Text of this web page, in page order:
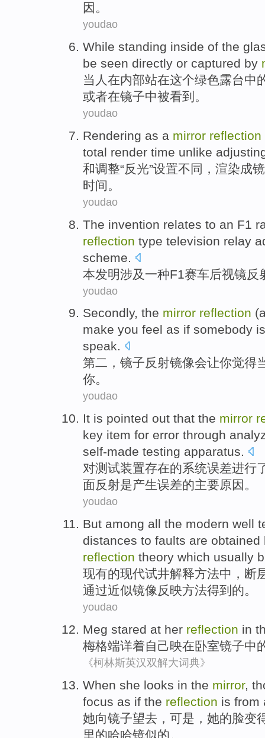
因。
youdao
While standing inside of the
be seen directly or captured by
当 人在内部站在这个绿色露台中
或者在镜子中被看到 。
youdao
Rendering as a mirror reflection
total render time unlike
和调整“反光”设置不同 ， 渲染成
时间。
youdao
The invention relates to an F1
reflection type television relay
scheme
本发明涉及 一种F1 赛车后视镜反
youdao
Secondly, the mirror reflection (
make you feel as if somebody is
speak.
第二 ， 镜子反射镜像会让你觉得
你。
youdao
It is pointed out that the mirror
key item for error through
self-made testing apparatus.
对测试装置存在的系统误差进行
面反射是产生误差的主要原因。
youdao
But among all the modern well
distances to faults are obtained
reflection theory which usually
现有的现代试井解释方法中， 断
通过近似镜像反映方法得到的。
youdao
Meg stared at her reflection in
梅格端详着自己映在卧室镜子中
《柯林斯英汉双解大词典》
When she looks in the mirror,
focus as if the reflection is from
她向镜子望去， 可是 ， 她的 脸变
里的哈哈镜似的。